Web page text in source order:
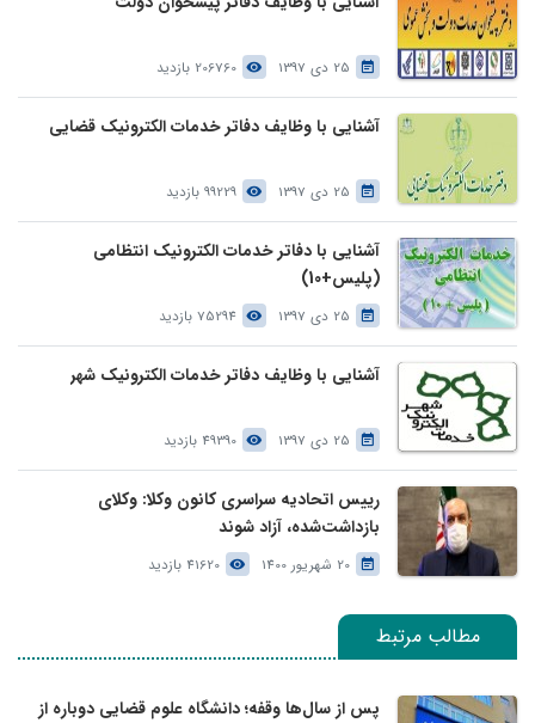
25 دی 1397 206760 بازدید
آشنایی با وظایف دفاتر خدمات الکترونیک قضایی
25 دی 1397 99229 بازدید
آشنایی با دفاتر خدمات الکترونیک انتظامی
(پلیس+10)
25 دی 1397 75294 بازدید
آشنایی با وظایف دفاتر خدمات الکترونیک شهر
25 دی 1397 49390 بازدید
رییس اتحادیه سراسری کانون وکلا: وکلای
بازداشت‌شده، آزاد شوند
20 شهریور 1400 41620 بازدید
مطالب مرتبط
پس از سال‌ها وقفه؛ دانشگاه علوم قضایی دوباره از